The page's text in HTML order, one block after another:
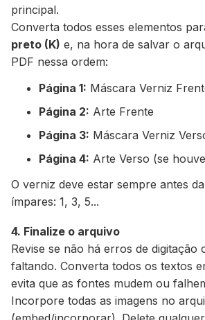
principal.
Converta todos esses elementos
preto (K) e, na hora de salvar o
PDF nessa ordem:
Página 1: Máscara Verniz
Página 2: Arte Frente
Página 3: Máscara Verniz
Página 4: Arte Verso (se
O verniz deve estar sempre antes
ímpares: 1, 3, 5...
4. Finalize o arquivo
Revise se não há erros de digitação
faltando. Converta todos os textos
evita que as fontes mudem ou
Incorpore todas as imagens no